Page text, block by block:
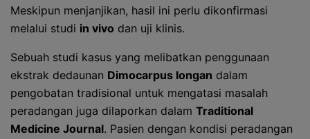
Meskipun menjanjikan, hasil ini perlu dikonfirmasi
melalui studi in vivo dan uji klinis.
Sebuah studi kasus yang melibatkan penggunaan
ekstrak dedaunan Dimocarpus longan dalam
pengobatan tradisional untuk mengatasi masalah
peradangan juga dilaporkan dalam Traditional
Medicine Journal. Pasien dengan kondisi peradangan